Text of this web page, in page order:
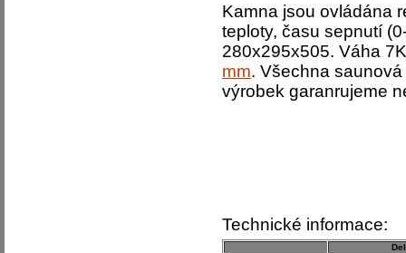
Kamna jsou ovládána
teploty, času sepnutí
280x295x505. Váha
mm. Všechna
výrobek garanrujeme
Technické informace: